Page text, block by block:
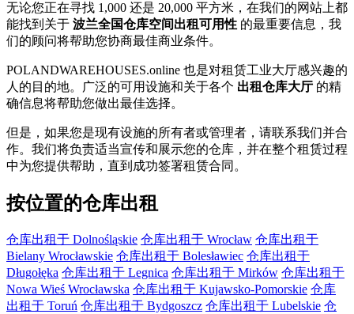
无论您正在寻找 1,000 还是 20,000 平方米，在我们的网站上都
能找到关于 波兰全国仓库空间出租可用性 的最重要信息，我
们的顾问将帮助您协商最佳商业条件。
POLANDWAREHOUSES.online 也是对租赁工业大厅感兴趣的
人的目的地。广泛的可用设施和关于各个 出租仓库大厅 的精
确信息将帮助您做出最佳选择。
但是，如果您是现有设施的所有者或管理者，请联系我们并合
作。我们将负责适当宣传和展示您的仓库，并在整个租赁过程
中为您提供帮助，直到成功签署租赁合同。
按位置的仓库出租
仓库出租于 Dolnośląskie 仓库出租于 Wrocław 仓库出租于
Bielany Wrocławskie 仓库出租于 Bolesławiec 仓库出租于
Długołęka 仓库出租于 Legnica 仓库出租于 Mirków 仓库出租于
Nowa Wieś Wrocławska 仓库出租于 Kujawsko-Pomorskie 仓库
出租于 Toruń 仓库出租于 Bydgoszcz 仓库出租于 Lubelskie 仓